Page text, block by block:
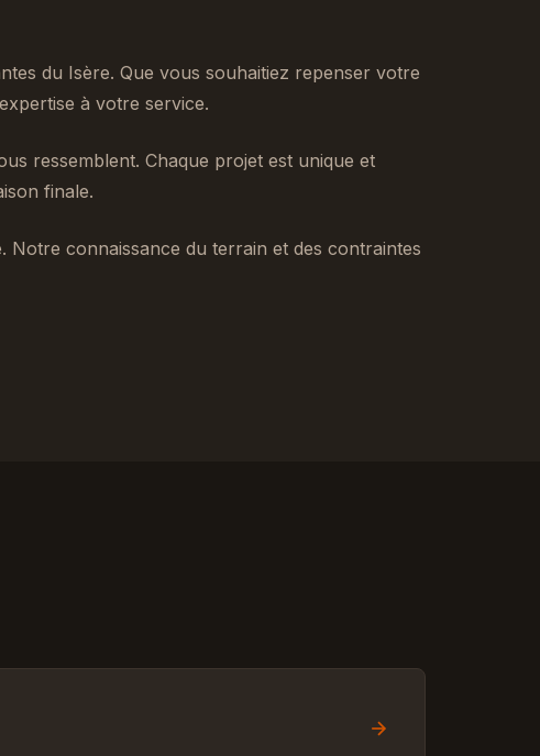
du Isère. Que vous souhaitiez repenser votre
à votre service.
ressemblent. Chaque projet est unique et
finale.
connaissance du terrain et des contraintes